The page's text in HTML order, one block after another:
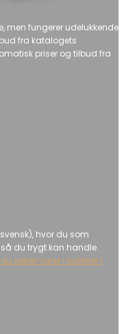
men fungerer udelukkende
fra katalogets
priser og tilbud fra
hvor du som
du trygt kan handle.
køber varer i butikker i